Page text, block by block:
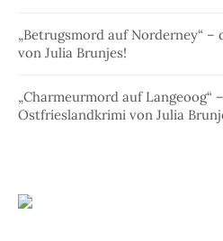
„Betrugsmord auf Norderney“
von Julia Brunjes!
„Charmeurmord auf Langeoog“
Ostfrieslandkrimi von Julia